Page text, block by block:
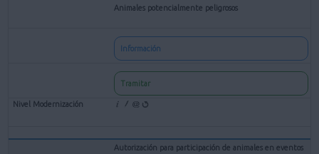
Animales potencialmente peligrosos
Información
Tramitar
Autorización para participación de animales en eventos